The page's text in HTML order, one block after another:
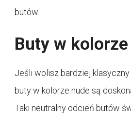
butów.
Buty w
Jeśli wolisz bardziej
buty w kolorze nude są
Taki neutralny odcień butów